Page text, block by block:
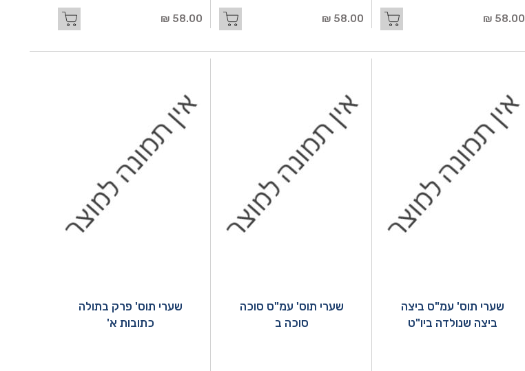
58.00 ₪
58.00 ₪
58.00 ₪
שערי תוס' עמ"ס ביצה
ביצה שנולדה ביו"ט
שערי תוס' עמ"ס סוכה
סוכה ב
שערי תוס' פרק בתולה
כתובות א'